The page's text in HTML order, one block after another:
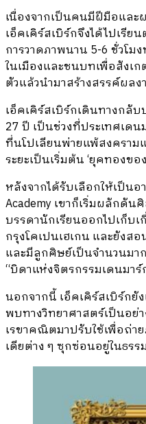
เนื่องจากเป็นคนมีฝีมือและ
เอ็คเคิร์สเบิร์กจึงได้ไปเรี
การวาดภาพนาน 5-6 ชั่วโม
ในเมืองและชนบทเพื่อสังเ
ตัวแล้วนำมาสร้างสรรค์ผลง
เอ็คเคิร์สเบิร์กเดินทางกลั
27 ปี เป็นช่วงที่ประเทศเด
ที่นโปเลียนพ่ายแพ้สงคราม
ระยะเป็นเริ่มต้น ‘ยุคทองขอ
หลังจากได้รับเลือกให้เป็นอ
Academy เขาก็เริ่มผลักดั
บรรดานักเรียนออกไปเก็บ
กรุงโคเปนเฮเกน และยัง
และมีลูกศิษย์เป็นจำนวนมา
“บิดาแห่งจิตรกรรมเดนมาร์
นอกจากนี้ เอ็คเคิร์สเบิร์ก
พบทางวิทยาศาสตร์เป็นอย่
เรขาคณิตมาปรับใช้เพื่อถ่า
เดียต่าง ๆ ซุกซ่อนอยู่ในธรร